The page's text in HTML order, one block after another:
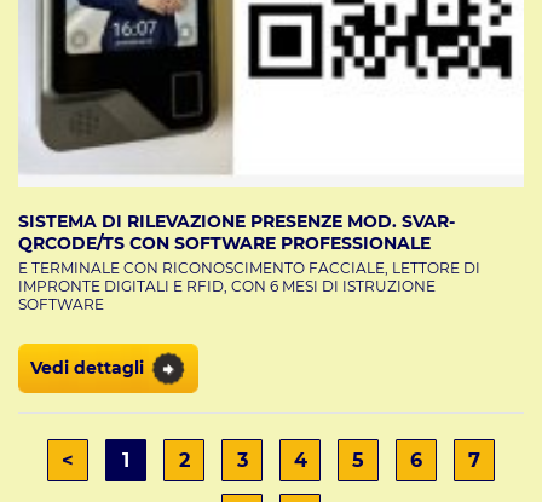
SISTEMA DI RILEVAZIONE PRESENZE MOD. SVAR-
QRCODE/TS CON SOFTWARE PROFESSIONALE
E TERMINALE CON RICONOSCIMENTO FACCIALE, LETTORE DI
IMPRONTE DIGITALI E RFID, CON 6 MESI DI ISTRUZIONE
SOFTWARE
Vedi dettagli
< 1 2 3 4 5 6 7